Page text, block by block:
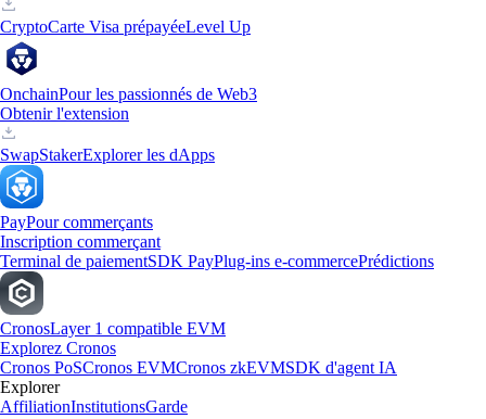
CryptoCarte Visa prépayéeLevel Up
OnchainPour les passionnés de Web3
Obtenir l'extension
SwapStakerExplorer les dApps
PayPour commerçants
Inscription commerçant
Terminal de paiementSDK PayPlug-ins e-commercePrédictions
CronosLayer 1 compatible EVM
Explorez Cronos
Cronos PoSCronos EVMCronos zkEVMSDK d'agent IA
Explorer
AffiliationInstitutionsGarde